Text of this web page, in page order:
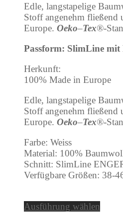
Edle, langstapelige
Stoff angenehm
Europe. Oeko–Tex®-
Passform: SlimLine mit
Herkunft:
100% Made in Europe
Edle, langstapelige
Stoff angenehm
Europe. Oeko–Tex®-
Farbe: Weiss
Material: 100%
Schnitt: SlimLine
Verfügbare Größen: 38-
Ausführung wählen